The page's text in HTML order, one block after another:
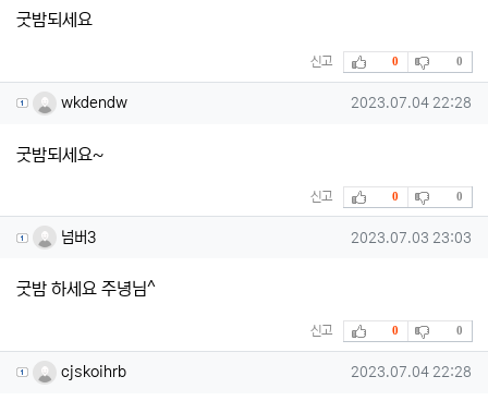
굿밤되세요
신고 추천
0 비추천
0
wkdendw님의 댓글
wkdendw 작성일
2023.07.04 22:28
굿밤되세요~
신고 추천
0 비추천
0
넘버3님의 댓글
넘버3 작성일
2023.07.03 23:03
굿밤 하세요 주녕님^
신고 추천
0 비추천
0
cjskoihrb님의 댓글
cjskoihrb 작성일
2023.07.04 22:28